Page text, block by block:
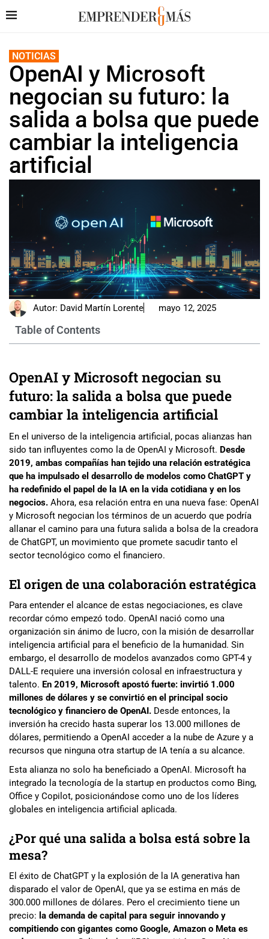
NOTICIAS
OpenAI y Microsoft
negocian su futuro: la
salida a bolsa que puede
cambiar la inteligencia
artificial
Autor: David Martín Lorente mayo 12, 2025
Table of Contents
OpenAI y Microsoft negocian su
futuro: la salida a bolsa que puede
cambiar la inteligencia artificial
En el universo de la inteligencia artificial, pocas alianzas han
sido tan influyentes como la de OpenAI y Microsoft. Desde
2019, ambas compañías han tejido una relación estratégica
que ha impulsado el desarrollo de modelos como ChatGPT y
ha redefinido el papel de la IA en la vida cotidiana y en los
negocios. Ahora, esa relación entra en una nueva fase: OpenAI
y Microsoft negocian los términos de un acuerdo que podría
allanar el camino para una futura salida a bolsa de la creadora
de ChatGPT, un movimiento que promete sacudir tanto el
sector tecnológico como el financiero.
El origen de una colaboración estratégica
Para entender el alcance de estas negociaciones, es clave
recordar cómo empezó todo. OpenAI nació como una
organización sin ánimo de lucro, con la misión de desarrollar
inteligencia artificial para el beneficio de la humanidad. Sin
embargo, el desarrollo de modelos avanzados como GPT-4 y
DALL-E requiere una inversión colosal en infraestructura y
talento. En 2019, Microsoft apostó fuerte: invirtió 1.000
millones de dólares y se convirtió en el principal socio
tecnológico y financiero de OpenAI. Desde entonces, la
inversión ha crecido hasta superar los 13.000 millones de
dólares, permitiendo a OpenAI acceder a la nube de Azure y a
recursos que ninguna otra startup de IA tenía a su alcance.
Esta alianza no solo ha beneficiado a OpenAI. Microsoft ha
integrado la tecnología de la startup en productos como Bing,
Office y Copilot, posicionándose como uno de los líderes
globales en inteligencia artificial aplicada.
¿Por qué una salida a bolsa está sobre la
mesa?
El éxito de ChatGPT y la explosión de la IA generativa han
disparado el valor de OpenAI, que ya se estima en más de
300.000 millones de dólares. Pero el crecimiento tiene un
precio: la demanda de capital para seguir innovando y
compitiendo con gigantes como Google, Amazon o Meta es